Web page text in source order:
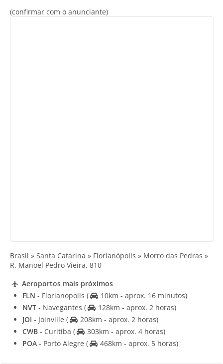
(confirmar com o anunciante)
Brasil » Santa Catarina » Florianópolis » Morro das Pedras »
R. Manoel Pedro Vieira, 810
Aeroportos mais próximos
FLN - Florianopolis (
10km - aprox. 16 minutos)
NVT - Navegantes (
128km - aprox. 2 horas)
JOI - Joinville (
208km - aprox. 2 horas)
CWB - Curitiba (
303km - aprox. 4 horas)
POA - Porto Alegre ( 468km - aprox. 5 horas)